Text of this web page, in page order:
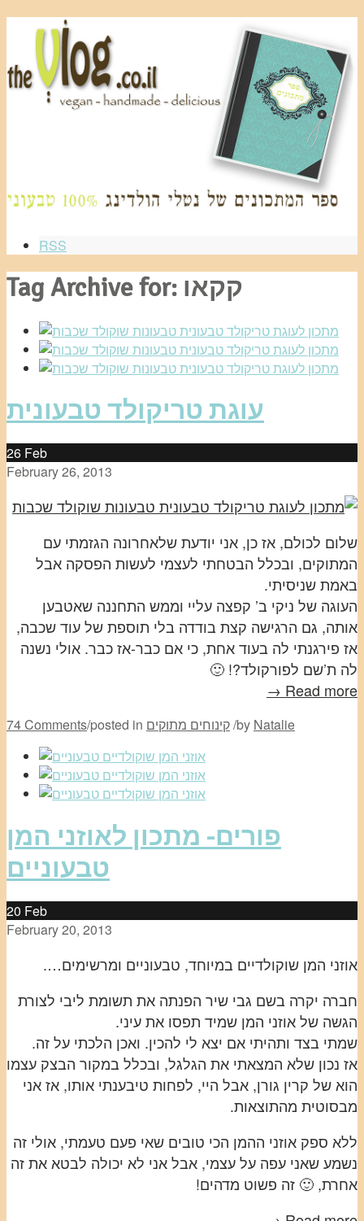
RSS
Tag Archive for: קקאו
עוגת טריקולד טבעונית
26 Feb
February 26, 2013
שלום לכולם, אז כן, אני יודעת שלאחרונה הגזמתי עם
המתוקים, ובכלל הבטחתי לעצמי לעשות הפסקה אבל
באמת שניסיתי.
העוגה של ניקי ב’ קפצה עליי וממש התחננה שאטבען
אותה, גם הרגישה קצת בודדה בלי תוספת של עוד שכבה,
אז פירגנתי לה בעוד אחת, כי אם כבר-אז כבר. אולי נשנה
לה ת’שם לפורקולד?! 🙂
Read more →
74 Comments/posted in קינוחים מתוקים/by Natalie
פורים- מתכון לאוזני המן
טבעוניים
20 Feb
February 20, 2013
אוזני המן שוקולדיים במיוחד, טבעוניים ומרשימים….
חברה יקרה בשם גבי שיר הפנתה את תשומת ליבי לצורת
הגשה של אוזני המן שמיד תפסו את עיני.
שמתי בצד ותהיתי אם יצא לי להכין. ואכן הלכתי על זה.
אז נכון שלא המצאתי את הגלגל, ובכלל במקור הבצק עצמו
הוא של קרין גורן, אבל היי, לפחות טיבענתי אותו, אז אני
מבסוטית מהתוצאות.
ללא ספק אוזני ההמן הכי טובים שאי פעם טעמתי, אולי זה
נשמע שאני עפה על עצמי, אבל אני לא יכולה לבטא את זה
אחרת, 🙂 זה פשוט מדהים!